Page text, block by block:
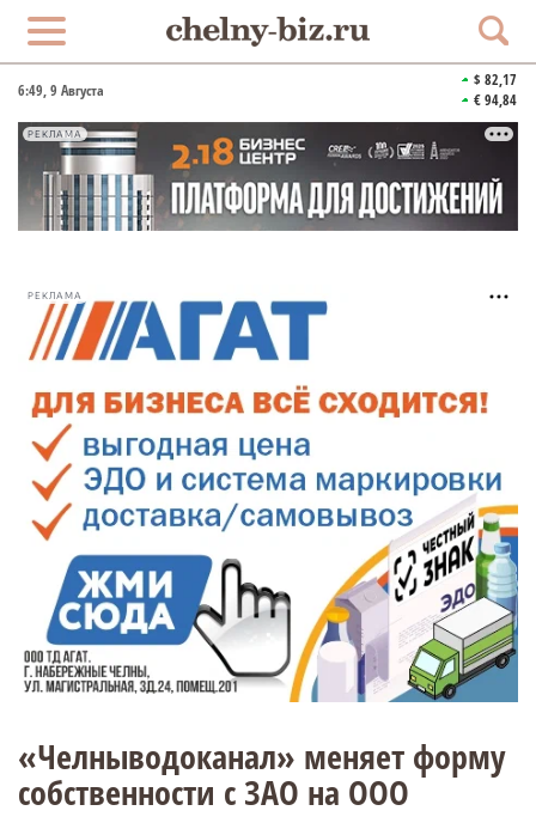
6:49, 9 Августа
$ 82,17
€ 94,84
РЕКЛАМА
РЕКЛАМА
«Челныводоканал» меняет форму
собственности с ЗАО на ООО